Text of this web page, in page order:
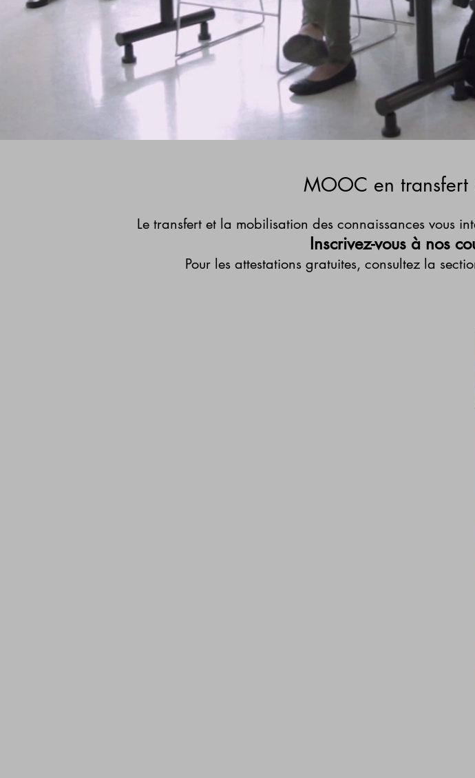
MOOC en transfert
Le transfert et la mobilisation des connaissances vous
Inscrivez-vous à nos
Pour les attestations gratuites, consultez la